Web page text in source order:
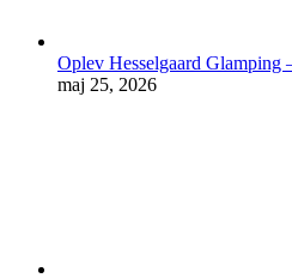
Oplev Hesselgaard Glamping
maj 25, 2026